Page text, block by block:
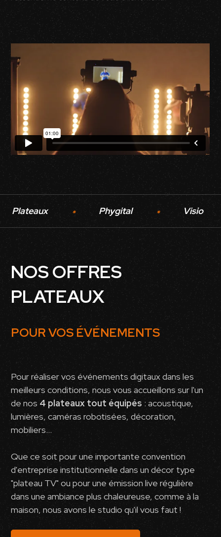
Plateaux * Phygital * Visio
NOS OFFRES
PLATEAUX
POUR VOS ÉVÉNEMENTS
Pour réaliser vos événements digitaux dans les
meilleurs conditions, nous vous accueillons sur l'un
de nos4 plateaux tout équipés : acoustique,
lumières, caméras robotisées, décoration,
mobiliers...
Que ce soit pour une importante convention
d'entreprise institutionnelle dans un décor type
"plateau TV" ou pour une émission live régulière
dans une ambiance plus chaleureuse, comme à la
maison, nous avons le studio qu'il vous faut !